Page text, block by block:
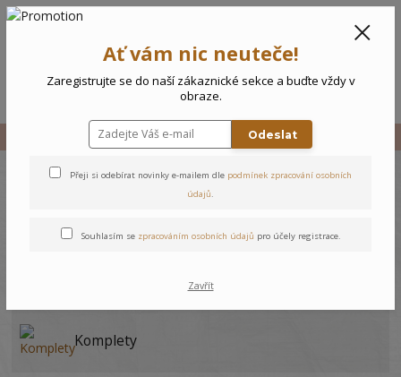
Holky 3–4 roky
Holky 3–4 roky
Komplety
Ať vám nic neuteče!
Zaregistrujte se do naší zákaznické sekce a buďte vždy v
obraze.
Odeslat
Přeji si odebírat novinky e-mailem dle podmínek zpracování osobních
údajů.
Souhlasím se zpracováním osobních údajů pro účely registrace.
Zavřít